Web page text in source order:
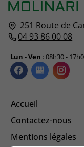
251 Route de
04 93 86 00 08
Lun - Ven : 08h30 -
Accueil
Contactez-nous
Mentions légales